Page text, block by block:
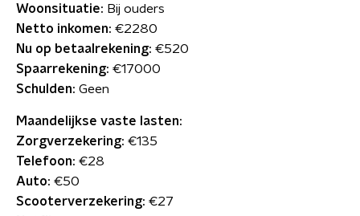
Woonsituatie: Bij ouders
Netto inkomen: €2280
Nu op betaalrekening: €520
Spaarrekening: €17000
Schulden: Geen
Maandelijkse vaste lasten:
Zorgverzekering: €135
Telefoon: €28
Auto: €50
Scooterverzekering: €27